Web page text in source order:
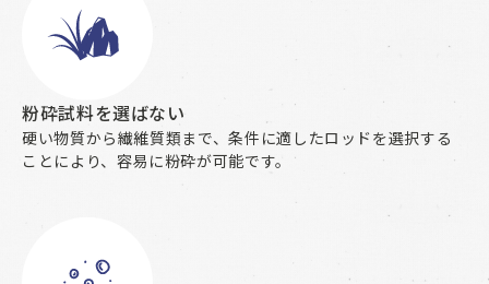
粉砕試料を選ばない
硬い物質から繊維質類まで、条件に適したロッドを選択する
ことにより、容易に粉砕が可能です。